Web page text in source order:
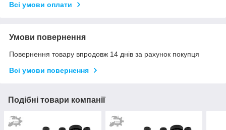
Всі умови оплати
Умови повернення
Повернення товару впродовж 14 днів за рахунок покупця
Всі умови повернення
Подібні товари компанії